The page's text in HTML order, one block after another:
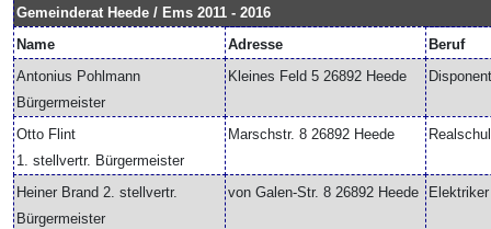
Gemeinderat Heede / Ems 2011 - 2016
Name
Adresse
Beruf
Antonius Pohlmann
Bürgermeister
Kleines Feld 5 26892 Heede Disponent
Otto Flint
1. stellvertr. Bürgermeister
Marschstr. 8 26892 Heede
Heiner Brand 2. stellvertr.
Bürgermeister
von Galen-Str. 8 26892 Heede Elektriker